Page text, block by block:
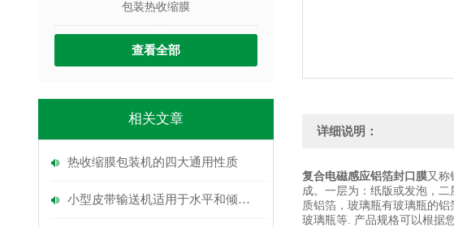
包装热收缩膜
查看全部
相关文章
热收缩膜包装机的四大通用性质
小型皮带输送机适用于水平和倾斜输送
详细说明：
复合电磁感应铝箔封口膜又称
成。一层为：纸版或发泡，
质铝箔，玻璃瓶有玻璃瓶的铝
玻璃瓶等. 产品规格可以根据